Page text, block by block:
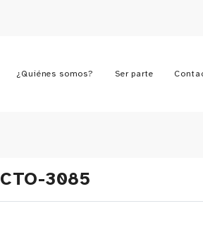
¿Quiénes somos? Ser parte
CTO-3085